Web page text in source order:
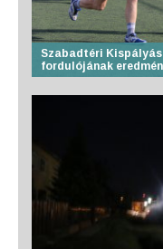
Szabadtéri
fordulójának